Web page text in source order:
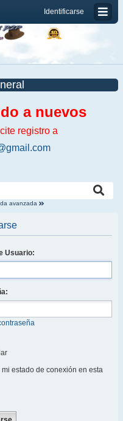
Identificarse
a nuevos
registro a
avanzada
Usuario:
mi estado de conexión en esta